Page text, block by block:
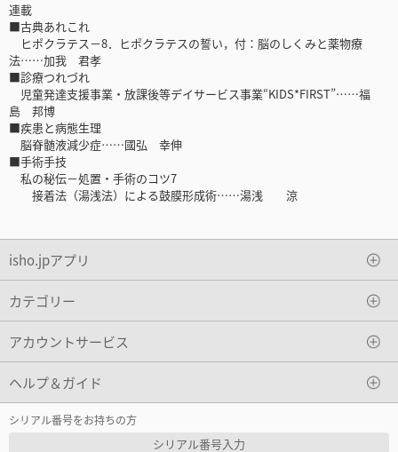
連載
■古典あれこれ
ヒポクラテス－8．ヒポクラテスの誓い，付：脳のしくみと薬物療
法……加我 君孝
■診療つれづれ
児童発達支援事業・放課後等デイサービス事業“KIDS*FIRST”……福
島 邦博
■疾患と病態生理
脳脊髄液減少症……國弘 幸伸
■手術手技
私の秘伝－処置・手術のコツ7
接着法（湯浅法）による鼓膜形成術……湯浅 涼
isho.jpアプリ
カテゴリー
アカウントサービス
ヘルプ＆ガイド
シリアル番号をお持ちの方
シリアル番号入力